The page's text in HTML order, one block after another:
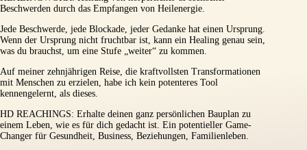
Beschwerden durch das Empfangen von Heilenergie.
Jede Beschwerde, jede Blockade, jeder Gedanke hat einen Ursprung.
Wenn der Ursprung nicht fruchtbar ist, kann ein Healing genau sein,
was du brauchst, um eine Stufe „weiter“ zu kommen.
Auf meiner zehnjährigen Reise, die kraftvollsten Transformationen
mit Menschen zu erzielen, habe ich kein potenteres Tool
kennengelernt, als dieses.
HD REACHINGS: Erhalte deinen ganz persönlichen Bauplan zu
einem Leben, wie es für dich gedacht ist. Ein potentieller Game-
Changer für Gesundheit, Business, Beziehungen, Familienleben.